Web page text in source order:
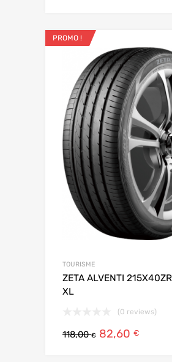
PROMO !
TOURISME
ZETA ALVENTI
XL
(0 reviews)
118,00€ 82,60 €